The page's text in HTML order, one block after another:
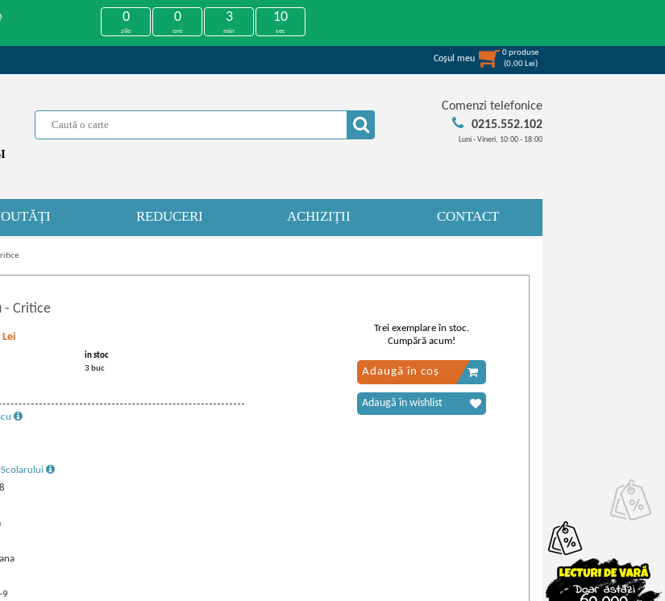
0
zile
0
ore
3
min
9
sec
Coşul meu
0produse
(0,00 Lei)
Comenzi telefonice
0215.552.102
Luni - Vineri, 10:00 - 18:00
REDUCERI ACHIZIȚII CONTACT
- Critice
Lei
in stoc
3 buc
9
Trei exemplare în stoc.
Cumpără acum!
Adaugă în coș
Adaugă în wishlist